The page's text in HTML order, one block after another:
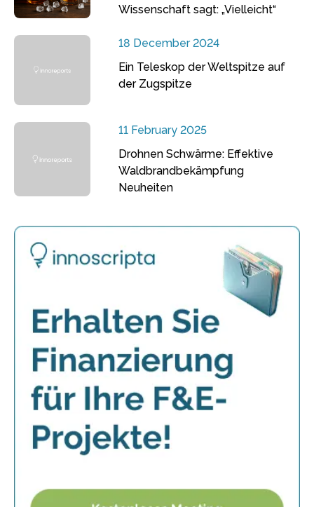
Wissenschaft sagt: „Vielleicht“
18 December 2024
Ein Teleskop der Weltspitze auf
der Zugspitze
11 February 2025
Drohnen Schwärme: Effektive
Waldbrandbekämpfung
Neuheiten